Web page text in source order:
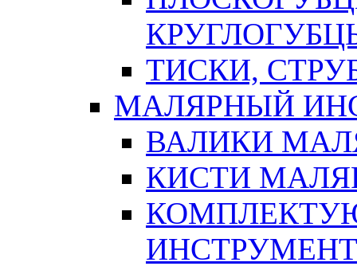
ТИСКИ,
МАЛЯРНЫЙ
ВАЛИКИ
КИСТИ